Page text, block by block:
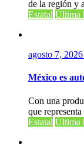
de la región y
Estatal Última
agosto 7, 2026
México es
Con una
que
Estatal Última